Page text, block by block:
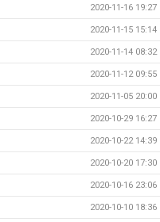
2020-11-16 19:27
2020-11-15 15:14
2020-11-14 08:32
2020-11-12 09:55
2020-11-05 20:00
2020-10-29 16:27
2020-10-22 14:39
2020-10-20 17:30
2020-10-16 23:06
2020-10-10 18:36